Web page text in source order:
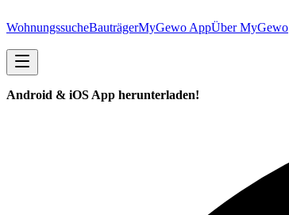
WohnungssucheBauträgerMyGewo AppÜber MyGewo
Android & iOS App herunterladen!